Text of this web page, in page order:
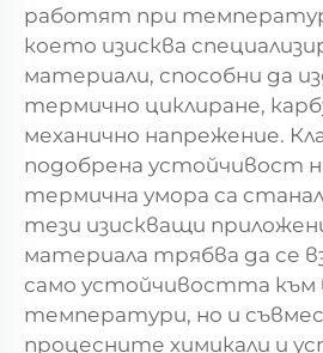
работят при
което изисква
материали, способни да
термично циклиране,
механично напрежение.
подобрена устойчивост
термична умора са
тези изискващи
материала трябва да се
само устойчивостта към
температури, но и
процесните химикали и